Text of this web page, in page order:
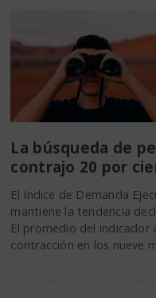
La búsqueda de
contrajo 20 por
El Indice de Demanda
mantiene la tendencia
El promedio del indicador
contracción en los nueve